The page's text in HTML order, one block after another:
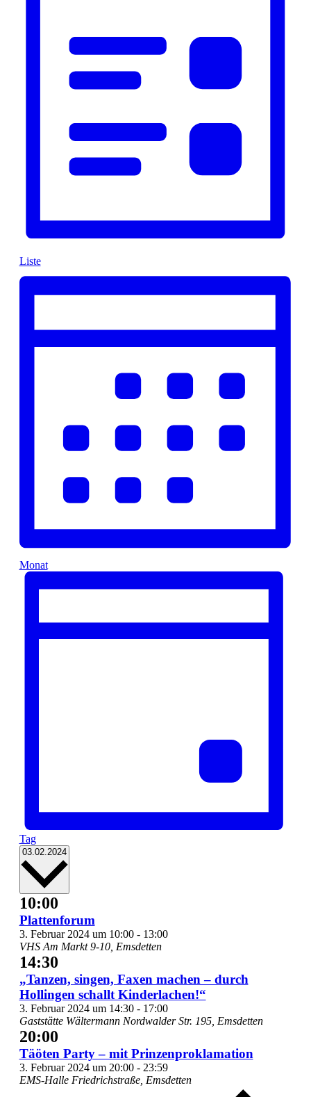
Liste
Monat
Tag
03.02.2024 Datum
10:00
Plattenforum
3. Februar 2024 um 10:00- 13:00
VHS Am Markt 9-10, Emsdetten
14:30
„Tanzen, singen, Faxen machen – durch
Hollingen schallt Kinderlachen!“
3. Februar 2024 um 14:30- 17:00
Gaststätte Wältermann Nordwalder Str. 195, Emsdetten
20:00
Täöten Party – mit Prinzenproklamation
3. Februar 2024 um 20:00- 23:59
EMS-Halle Friedrichstraße, Emsdetten